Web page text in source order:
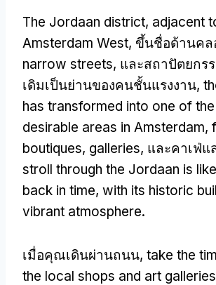
The Jordaan district, adjacent
Amsterdam West, ขึ้นชื่อด้านคล
narrow streets, และสถาปัตยกร
เดิมเป็นย่านของคนชั้นแรงงาน,
has transformed into one of
desirable areas in Amsterdam,
boutiques, galleries, และคาเฟ่แ
stroll through the Jordaan is
back in time, with its historic
vibrant atmosphere.
เมื่อคุณเดินผ่านถนน, take the
the local shops and art